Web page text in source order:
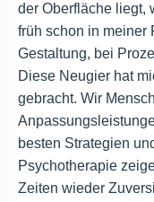
der Oberfläche liegt,
früh schon in meiner
Gestaltung, bei
Diese Neugier hat
gebracht. Wir
besten Strategien
Psychotherapie
Zeiten wieder